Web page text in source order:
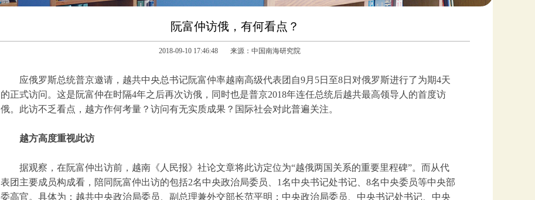
阮富仲访俄，有何看点？
2018-09-10 17:46:48 来源：中国南海研究院
应俄罗斯总统普京邀请，越共中央总书记阮富仲率越南高级代表团自9月5日至8日对俄罗斯进行了为期4天
的正式访问。这是阮富仲在时隔4年之后再次访俄，同时也是普京2018年连任总统后越共最高领导人的首度访
俄。此访不乏看点，越方作何考量？访问有无实质成果？国际社会对此普遍关注。
越方高度重视此访
据观察，在阮富仲出访前，越南《人民报》社论文章将此访定位为“越俄两国关系的重要里程碑”。而从代
表团主要成员构成看，陪同阮富仲出访的包括2名中央政治局委员、1名中央书记处书记、8名中央委员等中央部
委高官。具体为：越共中央政治局委员、副总理兼外交部长范平明；中央政治局委员、中央书记处书记、中央